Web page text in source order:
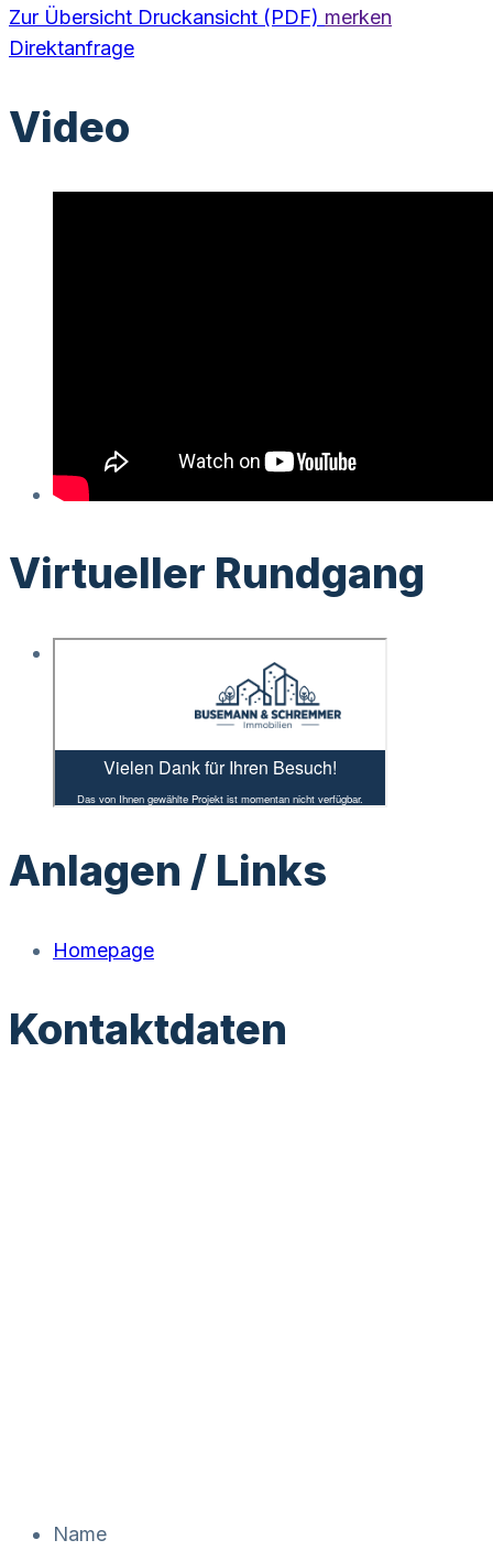
Zur Übersicht Druckansicht (PDF) merken
Direktanfrage
Video
Virtueller Rundgang
Anlagen / Links
Homepage
Kontaktdaten
Name